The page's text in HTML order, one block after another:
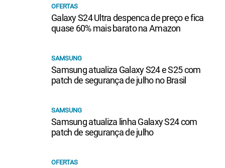
OFERTAS
Galaxy S24 Ultra despenca de preço e fica
quase 60% mais barato na Amazon
SAMSUNG
Samsung atualiza Galaxy S24 e S25 com
patch de segurança de julho no Brasil
SAMSUNG
Samsung atualiza linha Galaxy S24 com
patch de segurança de julho
OFERTAS